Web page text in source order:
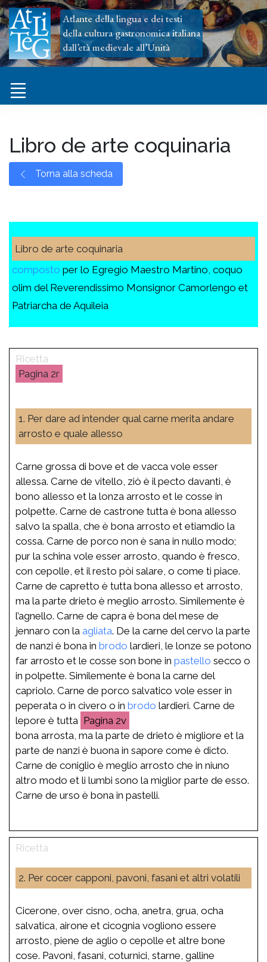
Atlante della lingua e dei testi
della cultura gastronomica italiana
dall’età medievale all’Unità
Libro de arte coquinaria
Torna alla scheda
Libro de arte coquinaria
composto per lo Egregio Maestro Martino, coquo
olim del Reverendissimo Monsignor Camorlengo et
Patriarcha de Aquileia
2r
1. Per dare ad intender qual carne merita andare
arrosto e quale allesso
Carne grossa di bove et de vacca vole esser
allessa. Carne de vitello, ziò è il pecto davanti, è
bono allesso et la lonza arrosto et le cosse in
polpette. Carne de castrone tutta è bona allesso
salvo la spalla, che è bona arrosto et etiamdio la
cossa. Carne de porco non è sana in nullo modo;
pur la schina vole esser arrosto, quando è fresco,
con cepolle, et il resto pòi salare, o come ti piace.
Carne de capretto è tutta bona allesso et arrosto,
ma la parte drieto è meglio arrosto. Similemente è
l’agnello. Carne de capra è bona del mese de
jennaro con la agliata. De la carne del cervo la parte
de nanzi è bona in brodo lardieri, le lonze se potono
far arrosto et le cosse son bone in pastello secco o
in polpette. Similemente è bona la carne del
capriolo. Carne de porco salvatico vole esser in
peperata o in civero o in brodo lardieri. Carne de
lepore è tutta
2v
bona arrosta, ma la parte de drieto è migliore et la
parte de nanzi è buona in sapore come è dicto.
Carne de coniglio è meglio arrosto che in niuno
altro modo et li lumbi sono la miglior parte de esso.
Carne de urso è bona in pastelli.
2. Per cocer capponi, pavoni, fasani et altri volatili
Cicerone, over cisno, ocha, anetra, grua, ocha
salvatica, airone et cicognia vogliono essere
arrosto, piene de aglio o cepolle et altre bone
cose. Pavoni, fasani, coturnici, starne, galline